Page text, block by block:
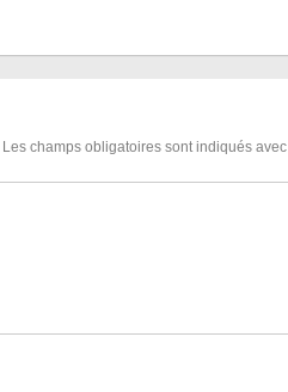
Les champs obligatoires sont indiqués avec